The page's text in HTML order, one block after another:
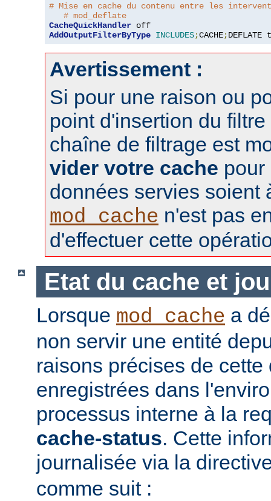
# Mise en cache du contenu entre les
# mod_deflate
CacheQuickHandler
AddOutputFilterByType INCLUDES;CACHE;DEFLATE
Avertissement :
Si pour une raison ou
point d'insertion du filtre
chaîne de filtrage est
vider votre cache pour
données servies soient
mod_cache n'est pas
d'effectuer cette
Etat du cache et
Lorsque mod_cache a
non servir une entité
raisons précises de cette
enregistrées dans
processus interne à la
cache-status. Cette
journalisée via la
comme suit :